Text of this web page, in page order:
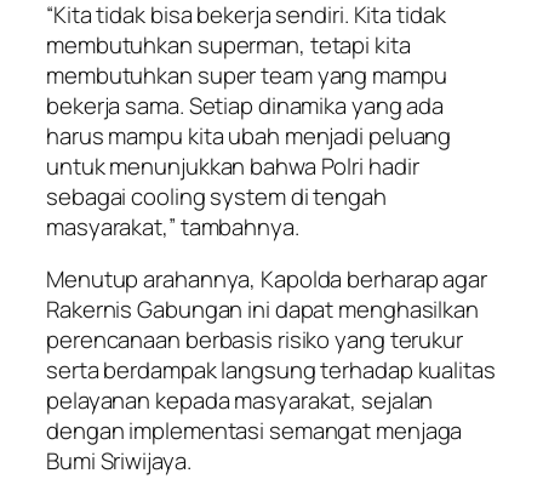
“Kita tidak bisa bekerja sendiri. Kita tidak
membutuhkan superman, tetapi kita
membutuhkan super team yang mampu
bekerja sama. Setiap dinamika yang ada
harus mampu kita ubah menjadi peluang
untuk menunjukkan bahwa Polri hadir
sebagai cooling system di tengah
masyarakat,” tambahnya.
Menutup arahannya, Kapolda berharap agar
Rakernis Gabungan ini dapat menghasilkan
perencanaan berbasis risiko yang terukur
serta berdampak langsung terhadap kualitas
pelayanan kepada masyarakat, sejalan
dengan implementasi semangat menjaga
Bumi Sriwijaya.